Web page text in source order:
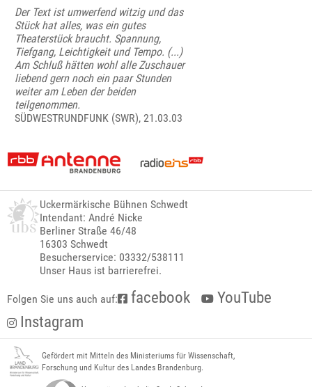
Der Text ist umwerfend witzig und das
Stück hat alles, was ein gutes
Theaterstück braucht. Spannung,
Tiefgang, Leichtigkeit und Tempo. (...)
Am Schluß hätten wohl alle Zuschauer
liebend gern noch ein paar Stunden
weiter am Leben der beiden
teilgenommen.
SÜDWESTRUNDFUNK (SWR), 21.03.03
Uckermärkische Bühnen Schwedt
Intendant: André Nicke
Berliner Straße 46/48
16303 Schwedt
Besucherservice: 03332/538111
Unser Haus ist barrierefrei.
Folgen Sie uns auch auf: facebook
YouTube
Instagram
Gefördert mit Mitteln des Ministeriums für Wissenschaft,
Forschung und Kultur des Landes Brandenburg.